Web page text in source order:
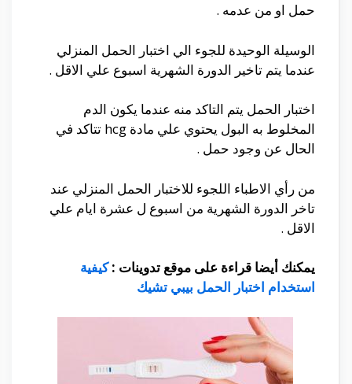
حمل او من عدمه .
الوسيلة الوحيدة للجوء الي اختبار الحمل المنزلي
عندما يتم تاخير الدورة الشهرية اسبوع علي الاقل .
اختبار الحمل يتم التاكد منه عندما يكون الدم
المخلوط به البول يحتوي علي مادة hcg تتاكد في
الحال عن وجود حمل .
من رأي الاطباء اللجوء للاختبار الحمل المنزلي عند
تاخر الدورة الشهرية من اسبوع ل عشرة ايام علي
الاقل .
يمكنك أيضا قراءة على موقع تدوينات :كيفية
استخدام اختبار الحمل بيبي تشيك